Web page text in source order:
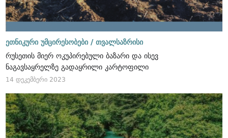
ეთნიკური უმცირესობები / თვალსაზრისი
რუსეთის მიერ ოკუპირებული ბაზარი და ისევ
ნაგავსაყრელზე გადაყრილი კარტოფილი
14 დეკემბერი 2023